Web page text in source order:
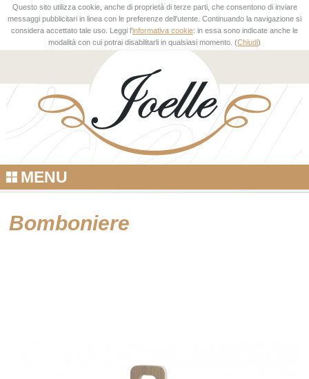
Questo sito utilizza cookie, anche di proprietà di terze parti, che consentono di inviare
messaggi pubblicitari in linea con le preferenze dell'utente. Continuando la navigazione si
considera accettato tale uso. Leggi l'informativa cookie: in essa sono indicate anche le
modalità con cui potrai disabilitarli in qualsiasi momento. (Chiudi)
MENU
Bomboniere